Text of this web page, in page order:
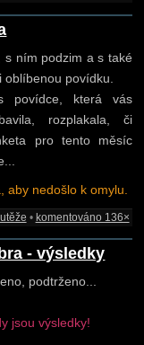
s ním podzim a s také
oblíbenou povídku.
povídce, která vás
rozplakala, či
pro tento měsíc
nedošlo k omylu.
• komentováno 136×
- výsledky
podtrženo...
jsou výsledky!